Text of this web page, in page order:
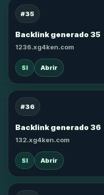
#35
Backlink generado 35
1236.xg4ken.com
SI Abrir
#36
Backlink generado 36
132.xg4ken.com
SI Abrir